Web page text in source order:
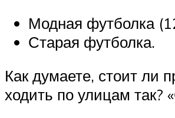
Модная футболка
Старая футболка.
Как думаете, стоит ли
ходить по улицам так?